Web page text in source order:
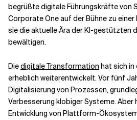
Verwandte Themen
begrüßte digitale Führungskräfte von
Corporate One auf der Bühne zu
sie die aktuelle Ära der KI-gestützten
bewältigen.
Diedigitale Transformation hat sich in
erheblich weiterentwickelt. Vor fünf
Digitalisierung von Prozessen,
Verbesserung klobiger Systeme. Aber
Entwicklung von Plattform-